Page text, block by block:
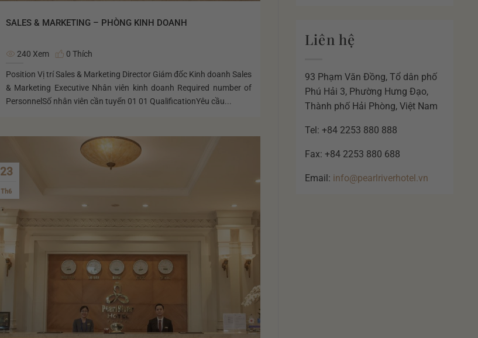
SALES & MARKETING – PHÒNG KINH DOANH
240 Xem 0 Thích
Position Vị trí Sales & Marketing Director Giám đốc Kinh doanh Sales
& Marketing Executive Nhân viên kinh doanh Required number of
PersonnelSố nhân viên cần tuyển 01 01 QualificationYêu cầu...
23
Th6
Liên hệ
93 Phạm Văn Đồng, Tổ dân phố
Phú Hải 3, Phường Hưng Đạo,
Thành phố Hải Phòng, Việt Nam
Tel: +84 2253 880 888
Fax: +84 2253 880 688
Email: info@pearlriverhotel.vn